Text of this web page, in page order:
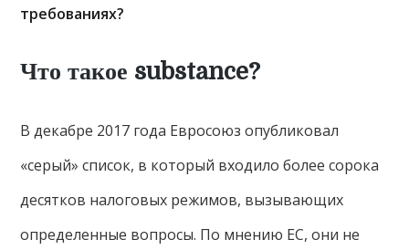
требованиях?
Что такое substance?
В декабре 2017 года Евросоюз опубликовал
«серый» список, в который входило более сорока
десятков налоговых режимов, вызывающих
определенные вопросы. По мнению ЕС, они не